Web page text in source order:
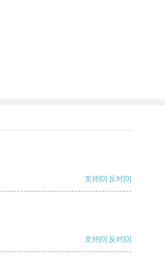
支持[0] 反对[0]
支持[0] 反对[0]